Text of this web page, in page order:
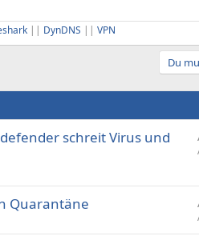
|| DynDNS || VPN
Du
schreit Virus und
Quarantäne